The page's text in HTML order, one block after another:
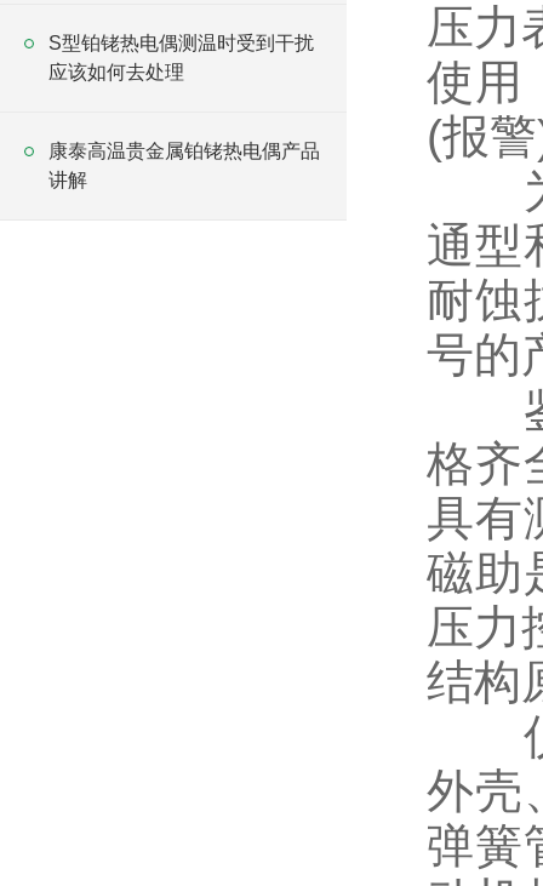
S型铂铑热电偶测温时受到干扰
应该如何去处理
康泰高温贵金属铂铑热电偶产品
讲解
压力
使用
(报
为
通型
耐蚀
号的
格齐
具有
磁助
压力
结构
仪
外壳
弹簧